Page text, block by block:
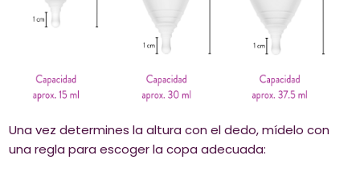
Una vez determines la altura con el dedo, mídelo con
una regla para escoger la copa adecuada: